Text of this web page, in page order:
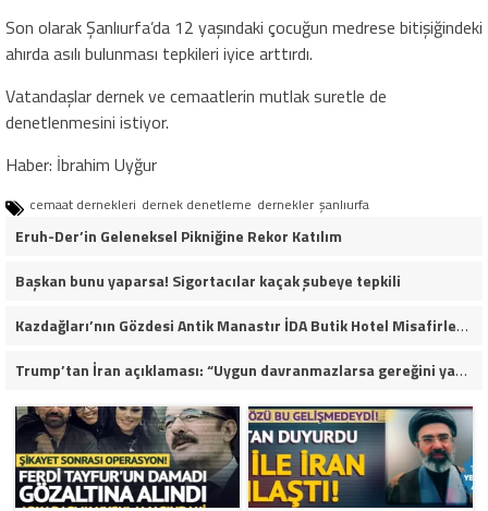
Son olarak Şanlıurfa’da 12 yaşındaki çocuğun medrese bitişiğindeki
ahırda asılı bulunması tepkileri iyice arttırdı.
Vatandaşlar dernek ve cemaatlerin mutlak suretle de
denetlenmesini istiyor.
Haber: İbrahim Uyğur
cemaat dernekleri dernek denetleme dernekler şanlıurfa
Eruh-Der’in Geleneksel Pikniğine Rekor Katılım
Başkan bunu yaparsa! Sigortacılar kaçak şubeye tepkili
Kazdağları’nın Gözdesi Antik Manastır İDA Butik Hotel Misafirlerinden Tam Not Alıyor
Trump’tan İran açıklaması: “Uygun davranmazlarsa gereğini yaparım”